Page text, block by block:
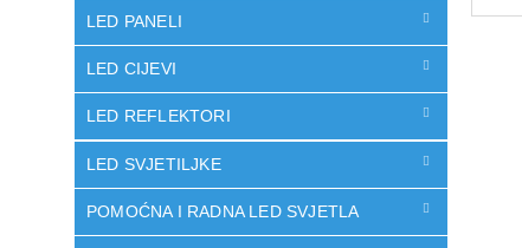
LED PANELI
LED CIJEVI
LED REFLEKTORI
LED SVJETILJKE
POMOĆNA I RADNA LED SVJETLA